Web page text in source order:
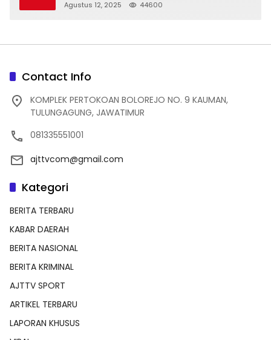
dan Indah
Agustus 12, 2025 44600
Contact Info
KOMPLEK PERTOKOAN BOLOREJO NO. 9 KAUMAN,
TULUNGAGUNG, JAWATIMUR
081335551001
ajttvcom@gmail.com
Kategori
BERITA TERBARU
KABAR DAERAH
BERITA NASIONAL
BERITA KRIMINAL
AJTTV SPORT
ARTIKEL TERBARU
LAPORAN KHUSUS